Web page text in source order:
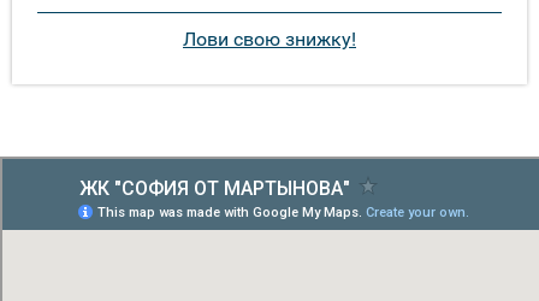
Лови свою знижку!